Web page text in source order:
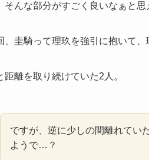
そんな部分がすごく良いなぁと思
、圭騎って理玖を強引に抱いて
距離を取り続けていた2人。
ですが、逆に少しの間離れてい
ようで…？